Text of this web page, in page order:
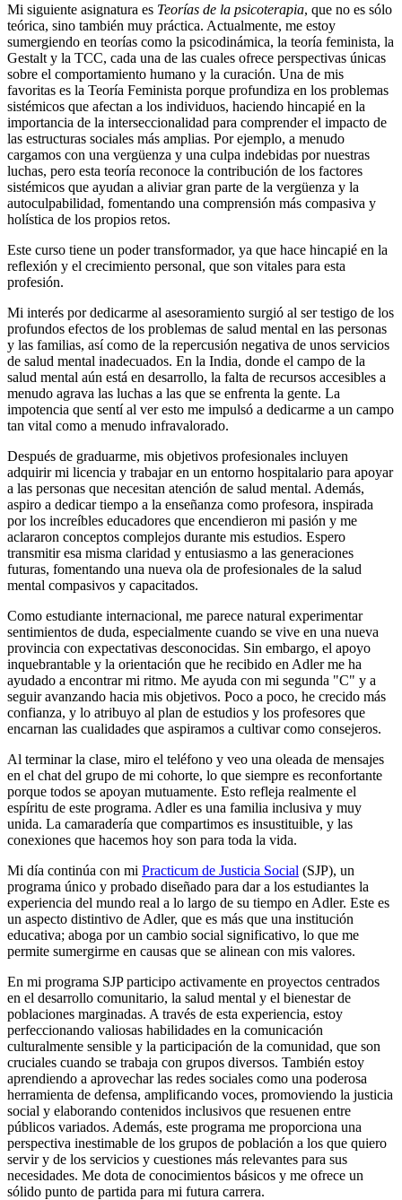
Mi siguiente asignatura es Teorías de la psicoterapia, que no es sólo
teórica, sino también muy práctica. Actualmente, me estoy
sumergiendo en teorías como la psicodinámica, la teoría feminista, la
Gestalt y la TCC, cada una de las cuales ofrece perspectivas únicas
sobre el comportamiento humano y la curación. Una de mis
favoritas es la Teoría Feminista porque profundiza en los problemas
sistémicos que afectan a los individuos, haciendo hincapié en la
importancia de la interseccionalidad para comprender el impacto de
las estructuras sociales más amplias. Por ejemplo, a menudo
cargamos con una vergüenza y una culpa indebidas por nuestras
luchas, pero esta teoría reconoce la contribución de los factores
sistémicos que ayudan a aliviar gran parte de la vergüenza y la
autoculpabilidad, fomentando una comprensión más compasiva y
holística de los propios retos.
Este curso tiene un poder transformador, ya que hace hincapié en la
reflexión y el crecimiento personal, que son vitales para esta
profesión.
Mi interés por dedicarme al asesoramiento surgió al ser testigo de los
profundos efectos de los problemas de salud mental en las personas
y las familias, así como de la repercusión negativa de unos servicios
de salud mental inadecuados. En la India, donde el campo de la
salud mental aún está en desarrollo, la falta de recursos accesibles a
menudo agrava las luchas a las que se enfrenta la gente. La
impotencia que sentí al ver esto me impulsó a dedicarme a un campo
tan vital como a menudo infravalorado.
Después de graduarme, mis objetivos profesionales incluyen
adquirir mi licencia y trabajar en un entorno hospitalario para apoyar
a las personas que necesitan atención de salud mental. Además,
aspiro a dedicar tiempo a la enseñanza como profesora, inspirada
por los increíbles educadores que encendieron mi pasión y me
aclararon conceptos complejos durante mis estudios. Espero
transmitir esa misma claridad y entusiasmo a las generaciones
futuras, fomentando una nueva ola de profesionales de la salud
mental compasivos y capacitados.
Como estudiante internacional, me parece natural experimentar
sentimientos de duda, especialmente cuando se vive en una nueva
provincia con expectativas desconocidas. Sin embargo, el apoyo
inquebrantable y la orientación que he recibido en Adler me ha
ayudado a encontrar mi ritmo. Me ayuda con mi segunda "C" y a
seguir avanzando hacia mis objetivos. Poco a poco, he crecido más
confianza, y lo atribuyo al plan de estudios y los profesores que
encarnan las cualidades que aspiramos a cultivar como consejeros.
Al terminar la clase, miro el teléfono y veo una oleada de mensajes
en el chat del grupo de mi cohorte, lo que siempre es reconfortante
porque todos se apoyan mutuamente. Esto refleja realmente el
espíritu de este programa. Adler es una familia inclusiva y muy
unida. La camaradería que compartimos es insustituible, y las
conexiones que hacemos hoy son para toda la vida.
Mi día continúa con mi Practicum de Justicia Social (SJP), un
programa único y probado diseñado para dar a los estudiantes la
experiencia del mundo real a lo largo de su tiempo en Adler. Este es
un aspecto distintivo de Adler, que es más que una institución
educativa; aboga por un cambio social significativo, lo que me
permite sumergirme en causas que se alinean con mis valores.
En mi programa SJP participo activamente en proyectos centrados
en el desarrollo comunitario, la salud mental y el bienestar de
poblaciones marginadas. A través de esta experiencia, estoy
perfeccionando valiosas habilidades en la comunicación
culturalmente sensible y la participación de la comunidad, que son
cruciales cuando se trabaja con grupos diversos. También estoy
aprendiendo a aprovechar las redes sociales como una poderosa
herramienta de defensa, amplificando voces, promoviendo la justicia
social y elaborando contenidos inclusivos que resuenen entre
públicos variados. Además, este programa me proporciona una
perspectiva inestimable de los grupos de población a los que quiero
servir y de los servicios y cuestiones más relevantes para sus
necesidades. Me dota de conocimientos básicos y me ofrece un
sólido punto de partida para mi futura carrera.